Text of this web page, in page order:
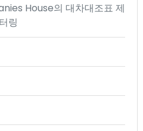
House의 대차대조표 제
링